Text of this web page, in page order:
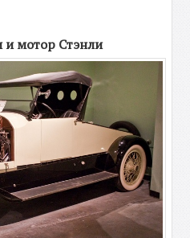
и мотор Стэнли